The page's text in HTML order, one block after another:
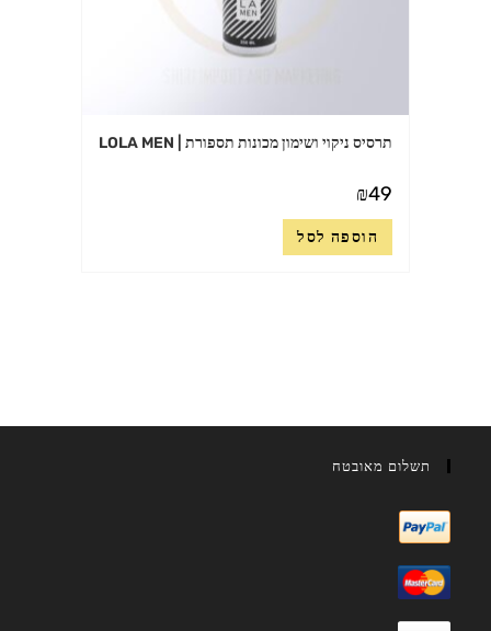
תרסיס ניקוי ושימון מכונות תספורת | LOLA MEN
₪49
הוספה לסל
תשלום מאובטח